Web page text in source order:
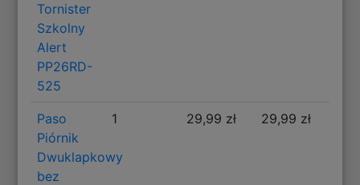
Tornister
Szkolny
Alert
PP26RD-
525
Paso
Piórnik
Dwuklapkowy
bez
1 29,99 zł 29,99 zł